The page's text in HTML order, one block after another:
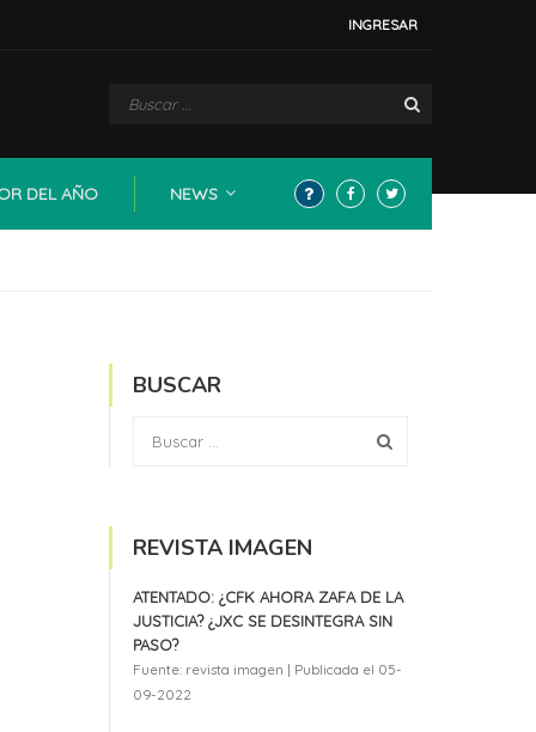
INGRESAR
DEL AÑO NEWS
BUSCAR
REVISTA IMAGEN
ATENTADO: ¿CFK AHORA ZAFA DE LA
JUSTICIA? ¿JXC SE DESINTEGRA SIN
PASO?
Fuente: revista imagen
Publicada el 05-
09-2022